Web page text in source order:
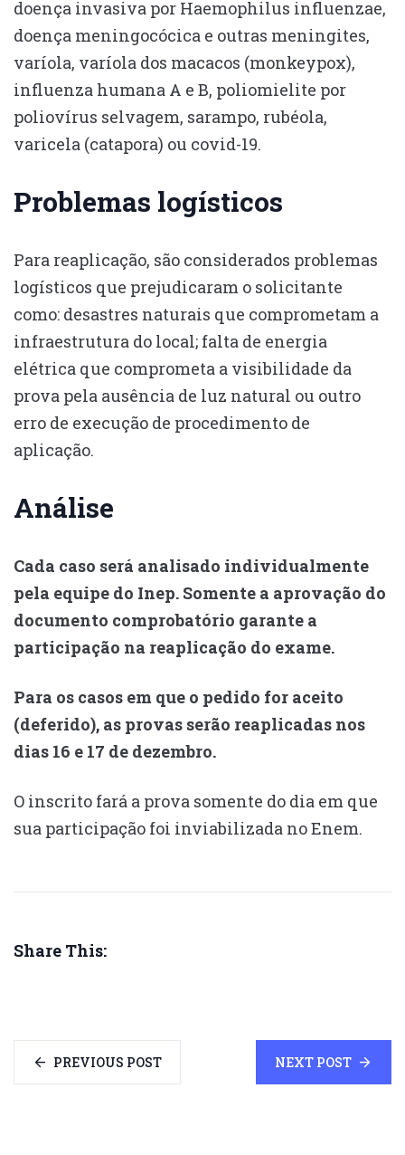
doença invasiva por Haemophilus influenzae,
doença meningocócica e outras meningites,
varíola, varíola dos macacos (monkeypox),
influenza humana A e B, poliomielite por
poliovírus selvagem, sarampo, rubéola,
varicela (catapora) ou covid-19.
Problemas logísticos
Para reaplicação, são considerados problemas
logísticos que prejudicaram o solicitante
como: desastres naturais que comprometam a
infraestrutura do local; falta de energia
elétrica que comprometa a visibilidade da
prova pela ausência de luz natural ou outro
erro de execução de procedimento de
aplicação.
Análise
Cada caso será analisado individualmente
pela equipe do Inep. Somente a aprovação do
documento comprobatório garante a
participação na reaplicação do exame.
Para os casos em que o pedido for aceito
(deferido), as provas serão reaplicadas nos
dias 16 e 17 de dezembro.
O inscrito fará a prova somente do dia em que
sua participação foi inviabilizada no Enem.
Share This:
PREVIOUS POST NEXT POST